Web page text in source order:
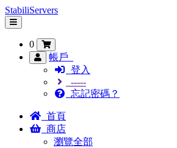
StabiliServers
切
0
帳戶
登入
-----
忘記密碼？
首頁
商店
瀏覽全部